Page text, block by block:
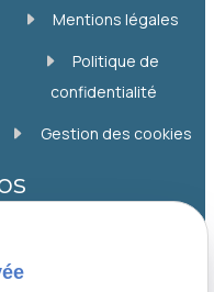
Mentions légales
Politique de
confidentialité
Gestion des cookies
basé à Paris
entreprises et